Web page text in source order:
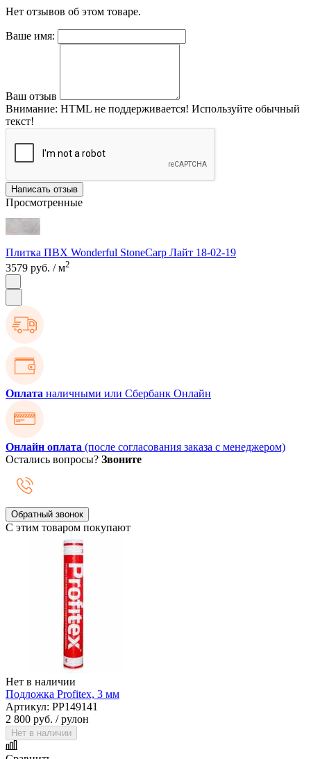
Нет отзывов об этом товаре.
Ваше имя:
Ваш отзыв
Внимание: HTML не поддерживается! Используйте обычный
текст!
Написать отзыв
Просмотренные
Плитка ПВХ Wonderful StoneCarp Лайт 18-02-19
3579 руб. / м2
Оплата наличными или Сбербанк Онлайн
Онлайн оплата (после согласования заказа с менеджером)
Остались вопросы? Звоните
Обратный звонок
С этим товаром покупают
Нет в наличии
Подложка Profitex, 3 мм
Артикул: PP149141
2 800 руб. / рулон
Нет в наличии